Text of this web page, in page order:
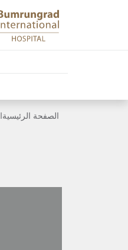
الصفحة الرئيسية